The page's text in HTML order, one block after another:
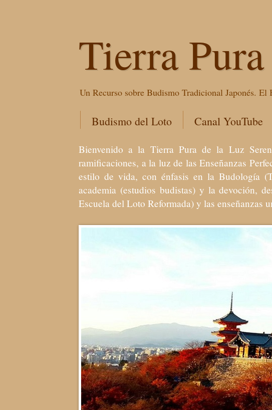
Tierra
Un Recurso sobre Budismo Tradicional Japonés.
Budismo del Loto Canal YouTube
Bienvenido a la Tierra Pura de la Luz
ramificaciones, a la luz de las Enseñanzas
estilo de vida, con énfasis en la Budología
academia (estudios budistas) y la devoción,
Escuela del Loto Reformada) y las enseñanzas